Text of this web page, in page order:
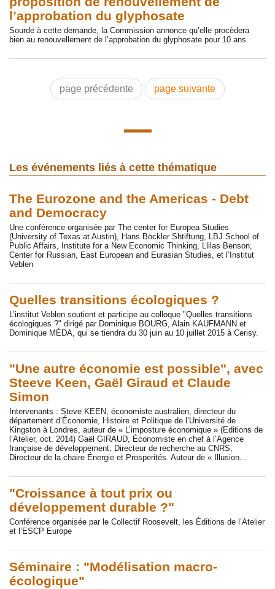
l’approbation du glyphosate
Sourde à cette demande, la Commission annonce qu’elle procèdera
bien au renouvellement de l’approbation du glyphosate pour 10 ans.
page précédente page suivante
Les événements liés à cette thématique
The Eurozone and the Americas - Debt
and Democracy
Une conférence organisée par The center for Europea Studies
(University of Texas at Austin), Hans Böckler Shtiftung, LBJ School of
Public Affairs, Institute for a New Economic Thinking, Llilas Benson,
Center for Russian, East European and Eurasian Studies, et l’Institut
Veblen
Quelles transitions écologiques ?
L’institut Veblen soutient et participe au colloque "Quelles transitions
écologiques ?" dirigé par Dominique BOURG, Alain KAUFMANN et
Dominique MÉDA, qui se tiendra du 30 juin au 10 juillet 2015 à Cerisy.
"Une autre économie est possible", avec
Steeve Keen, Gaël Giraud et Claude
Simon
Intervenants : Steve KEEN, économiste australien, directeur du
département d’Économie, Histoire et Politique de l’Université de
Kingston à Londres, auteur de « L’imposture économique » (Editions de
l’Atelier, oct. 2014) Gaël GIRAUD, Économiste en chef à l’Agence
française de développement, Directeur de recherche au CNRS,
Directeur de la chaire Énergie et Prosperités. Auteur de « Illusion...
"Croissance à tout prix ou
développement durable ?"
Conférence organisée par le Collectif Roosevelt, les Éditions de l’Atelier
et l’ESCP Europe
Séminaire : "Modélisation macro-
écologique"